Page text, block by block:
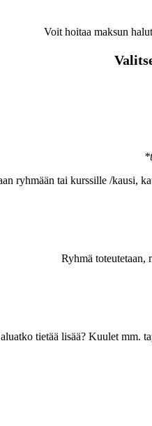
Voit hoitaa maksun
ryhmään tai kurssille /kausi,
Ryhmä toteutetaan,
tietää lisää? Kuulet mm.